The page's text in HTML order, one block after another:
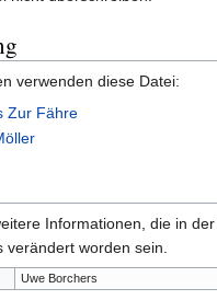
verwenden diese Datei:
Zur Fähre
Informationen, die in
verändert worden sein.
Uwe Borchers